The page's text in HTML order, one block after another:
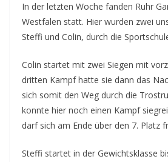
In der letzten Woche fanden Ruhr
Westfalen statt. Hier wurden zwei
Steffi und Colin, durch die
Colin startet mit zwei Siegen mit
dritten Kampf hatte sie dann das
sich somit den Weg durch die
konnte hier noch einen Kampf
darf sich am Ende über den 7. Platz
Steffi startet in der Gewichtsklasse